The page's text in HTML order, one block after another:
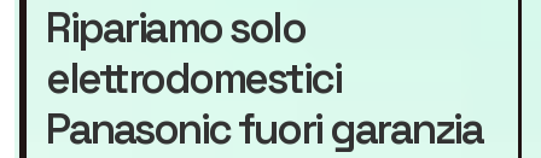
Ripariamo solo
elettrodomestici
Panasonic fuori garanzia